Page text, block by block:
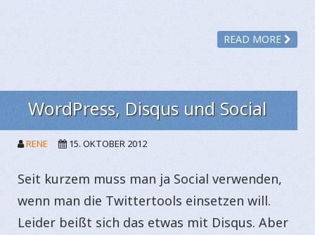
READ MORE
WordPress, Disqus und Social
RENE 15. OKTOBER 2012
Seit kurzem muss man ja Social verwenden,
wenn man die Twittertools einsetzen will.
Leider beißt sich das etwas mit Disqus. Aber